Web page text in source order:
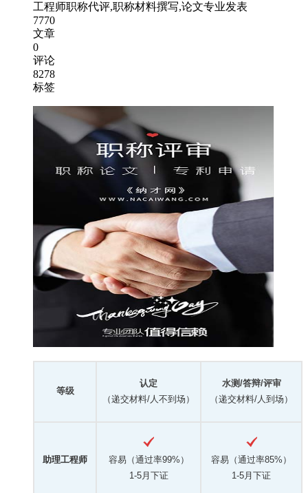
工程师职称代评,职称材料撰写,论文专业发表
7770
文章
0
评论
8278
标签
等级
认定
（递交材料/人不到场）
水测/答辩/评审
（递交材料/人到场）
助理工程师
容易（通过率99%）
1-5月下证
容易（通过率85%）
1-5月下证